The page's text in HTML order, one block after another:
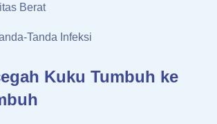
Berat
Tanda Infeksi
Kuku Tumbuh ke